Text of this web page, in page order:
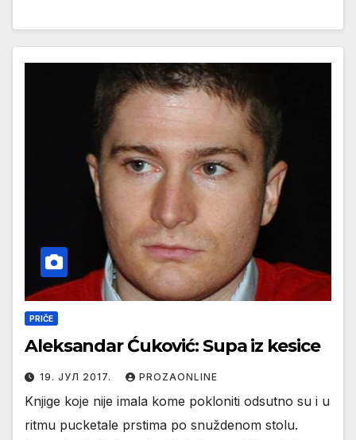
PRIČE
Aleksandar Ćuković: Supa iz kesice
19. ЈУЛ 2017. PROZAONLINE
Knjige koje nije imala kome pokloniti odsutno su i u
ritmu pucketale prstima po snuždenom stolu.